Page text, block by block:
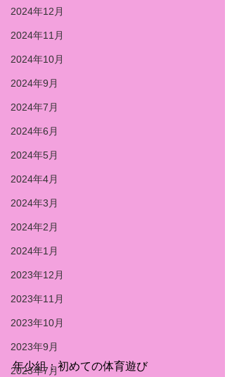
2024年12月
2024年11月
2024年10月
2024年9月
2024年7月
2024年6月
2024年5月
2024年4月
2024年3月
2024年2月
2024年1月
2023年12月
2023年11月
2023年10月
2023年9月
2023年7月
年少組：初めての体育遊び